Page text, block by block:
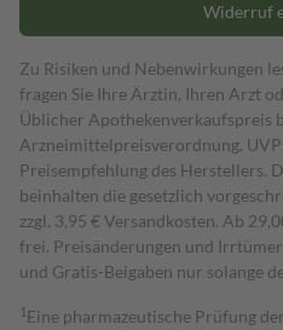
Widerruf
Zu Risiken und Nebenwirkungen
fragen Sie Ihre Ärztin, Ihren Arzt
Üblicher Apothekenverkaufspreis
Arzneimittelpreisverordnung.
Preisempfehlung des Herstellers.
beinhalten die gesetzlich
zzgl. 3,95 € Versandkosten. Ab
frei. Preisänderungen und
und Gratis-Beigaben nur solange
1 Eine pharmazeutische Prüfung